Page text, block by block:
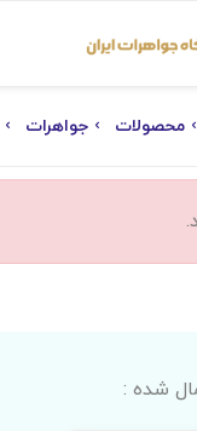
محصولات جواهرات
شده :